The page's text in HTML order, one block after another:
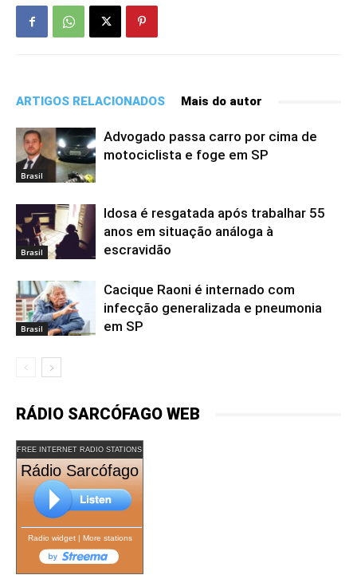
ARTIGOS RELACIONADOS Mais do autor
Brasil
Advogado passa carro por cima de
motociclista e foge em SP
Brasil
Idosa é resgatada após trabalhar 55
anos em situação análoga à
escravidão
Brasil
Cacique Raoni é internado com
infecção generalizada e pneumonia
em SP
RÁDIO SARCÓFAGO WEB
FREE INTERNET RADIO STATIONS
Rádio Sarcófago
Radio widget| More stations